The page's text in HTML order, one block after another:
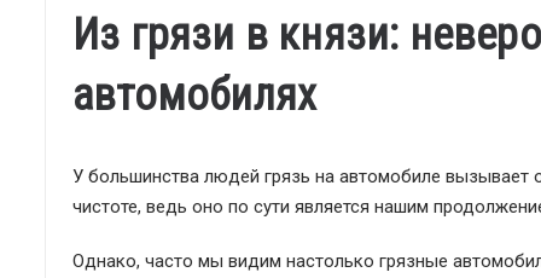
Из грязи в князи:
автомобилях
У большинства людей грязь на автомобиле
чистоте, ведь оно по сути является нашим
Однако, часто мы видим настолько грязные